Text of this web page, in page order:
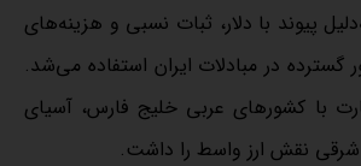
پیوند با دلار، ثبات نسبی و هزینه‌های
گسترده در مبادلات ایران استفاده می‌شد.
با کشورهای عربی خلیج فارس، آسیای
نقش ارز واسط را داشت.